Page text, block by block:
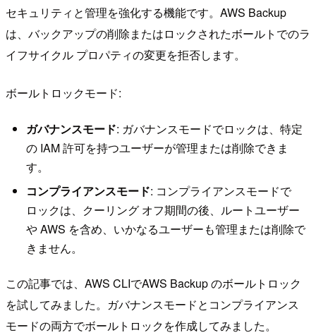
セキュリティと管理を強化する機能です。AWS Backup
は、バックアップの削除またはロックされたボールトでのラ
イフサイクル プロパティの変更を拒否します。
ボールトロックモード:
ガバナンスモード: ガバナンスモードでロックは、特定
の IAM 許可を持つユーザーが管理または削除できま
す。
コンプライアンスモード: コンプライアンスモードで
ロックは、クーリング オフ期間の後、ルートユーザー
や AWS を含め、いかなるユーザーも管理または削除で
きません。
この記事では、AWS CLIでAWS Backup のボールトロック
を試してみました。ガバナンスモードと コンプライアンス
モードの両方でボールトロックを作成してみました。